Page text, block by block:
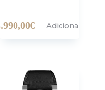
3.990,00€ Adicionar